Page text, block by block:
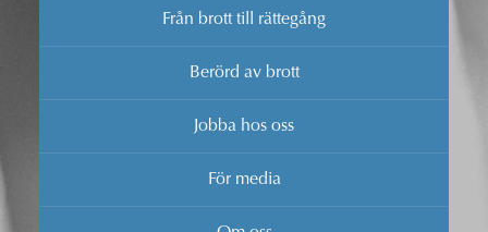
Från brott till rättegång
Berörd av brott
Jobba hos oss
För media